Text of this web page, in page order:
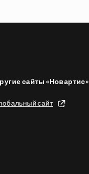
сайты «Новартис»
сайт